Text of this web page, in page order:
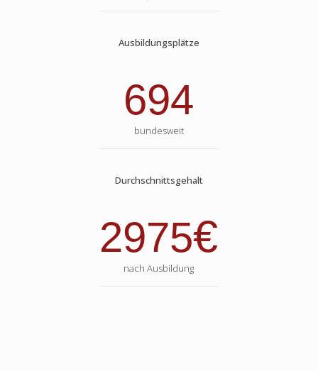
Ausbildungsplätze
694
bundesweit
Durchschnittsgehalt
2975€
nach Ausbildung